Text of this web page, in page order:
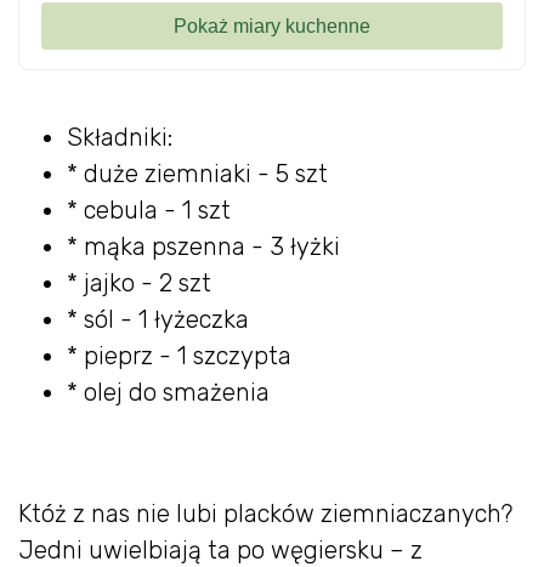
Składniki:
* duże ziemniaki - 5 szt
* cebula - 1 szt
* mąka pszenna - 3 łyżki
* jajko - 2 szt
* sól - 1 łyżeczka
* pieprz - 1 szczypta
* olej do smażenia
Któż z nas nie lubi placków ziemniaczanych?
Jedni uwielbiają ta po węgiersku – z